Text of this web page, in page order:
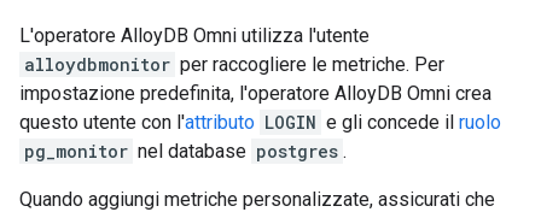
L'operatore AlloyDB Omni utilizza l'utente
alloydbmonitor per raccogliere le metriche. Per
impostazione predefinita, l'operatore AlloyDB Omni crea
questo utente con l'attributo LOGIN e gli concede il ruolo
pg_monitor nel database postgres .
Quando aggiungi metriche personalizzate, assicurati che